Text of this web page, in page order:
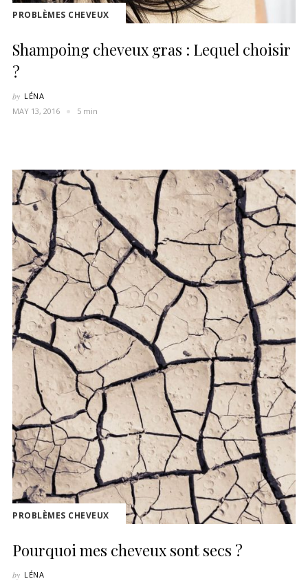
PROBLÈMES CHEVEUX
Shampoing cheveux gras : Lequel choisir
?
by LÉNA
MAY 13, 2016
5 min
PROBLÈMES CHEVEUX
Pourquoi mes cheveux sont secs ?
by LÉNA